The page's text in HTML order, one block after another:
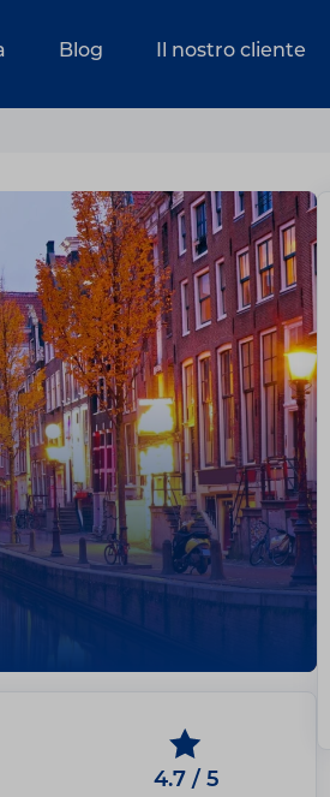
Blog Il nostro cliente
4.7 / 5